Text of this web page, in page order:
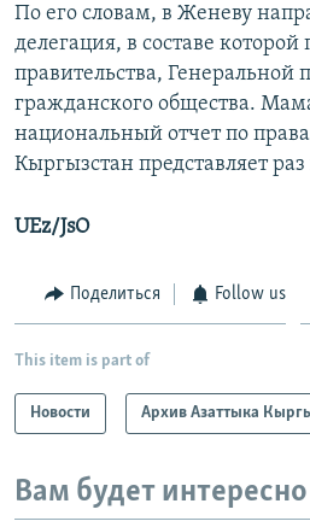
TÜRKMENÇE
По его словам, в Женеву
делегация, в составе которой
правительства, Генеральной
гражданского общества.
национальный отчет по
Кыргызстан представляет
UEz/JsO
Поделиться Follow us
This item is part of
Новости Архив Азаттыка
Вам будет интересно